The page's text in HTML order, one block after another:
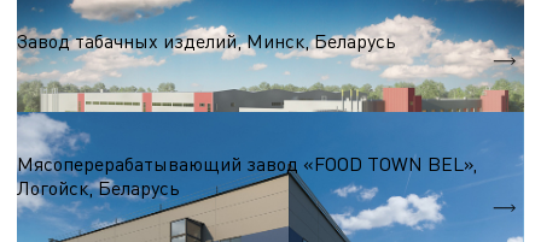
Пищевая промышленность
Завод табачных изделий, Минск, Беларусь
S = 6 000 м.кв.
Пищевая промышленность
Мясоперерабатывающий завод «FOOD TOWN BEL»,
Логойск, Беларусь
S = 3 800 м.кв.